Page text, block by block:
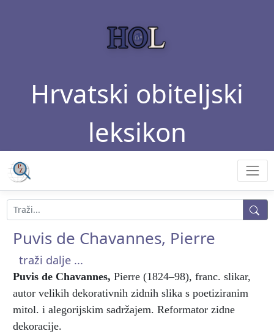
Hrvatski obiteljski
leksikon
Puvis de Chavannes, Pierre
traži dalje ...
Puvis de Chavannes, Pierre (1824–98), franc. slikar,
autor velikih dekorativnih zidnih slika s poetiziranim
mitol. i alegorijskim sadržajem. Reformator zidne
dekoracije.